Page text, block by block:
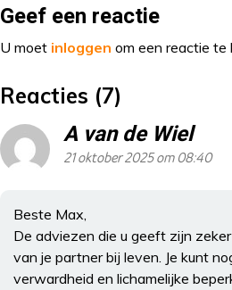
Geef een reactie
U moet inloggen om een reactie te
Reacties (7)
A van de Wiel
21 oktober 2025 om 08:40
Beste Max,
De adviezen die u geeft zijn
van je partner bij leven. Je kunt
verwardheid en lichamelijke